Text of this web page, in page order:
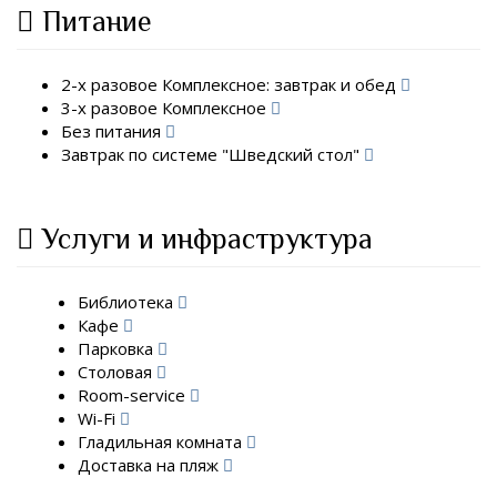
Питание
2-х разовое Комплексное: завтрак и обед
3-х разовое Комплексное
Без питания
Завтрак по системе "Шведский стол"
Услуги и инфраструктура
Библиотека
Кафе
Парковка
Столовая
Room-service
Wi-Fi
Гладильная комната
Доставка на пляж